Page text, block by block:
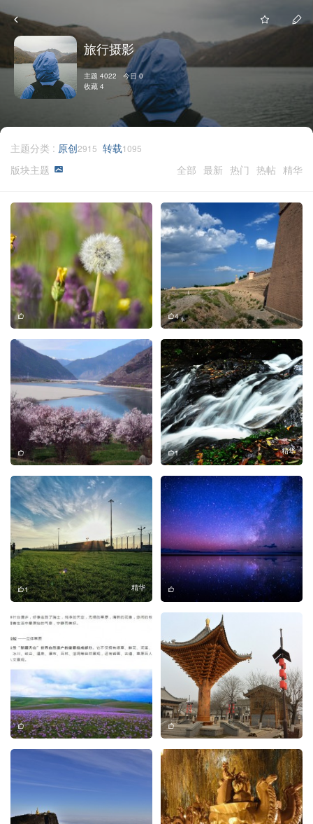
旅行摄影
主题 4022 今日 0
收藏 4
主题分类 : 原创2915 转载1095
版块主题 全部 最新 热门 热帖 精华
4
1 精华
1 精华